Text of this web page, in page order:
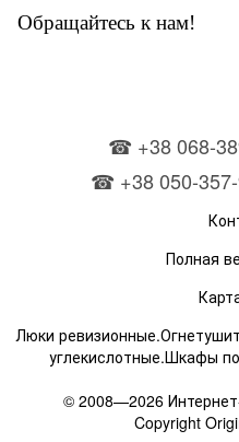
Обращайтесь к нам!
☎ +38 068-
☎ +38 050-357-
Полная
Люки
углекислотные.Шкафы
© 2008—2026
Copyright